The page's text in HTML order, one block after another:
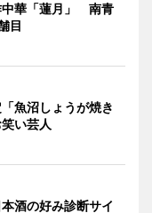
中華「蓮月」 南青
目
魚沼しょうが焼き
い芸人
酒の好み診断サイ